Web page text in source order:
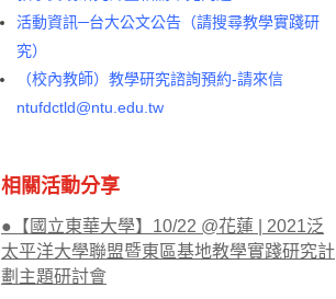
活動資訊─台大公文公告（請搜尋教學實踐研
究）
（校內教師）教學研究諮詢預約-請來信
ntufdctld@ntu.edu.tw
相關活動分享
●【國立東華大學】10/22 @花蓮 | 2021泛
太平洋大學聯盟暨東區基地教學實踐研究計
劃主題研討會